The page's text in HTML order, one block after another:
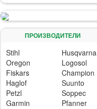
ПРОИЗВОДИТЕЛИ
Stihl
Husqvarna
Oregon
Logosol
Fiskars
Champion
Haglof
Suunto
Petzl
Soppec
Garmin
Pfanner